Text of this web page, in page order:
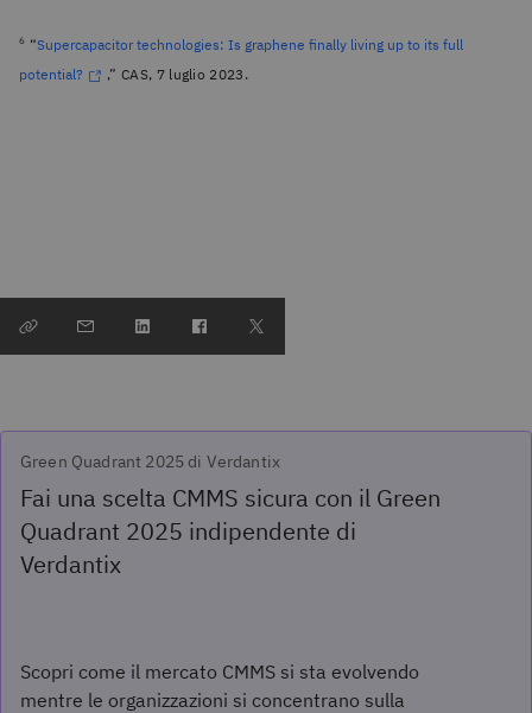
6 “Supercapacitor technologies: Is graphene finally living up to its full
potential?
,” CAS, 7 luglio 2023.
Green Quadrant 2025 di Verdantix
Fai una scelta CMMS sicura con il Green
Quadrant 2025 indipendente di
Verdantix
Scopri come il mercato CMMS si sta evolvendo
mentre le organizzazioni si concentrano sulla